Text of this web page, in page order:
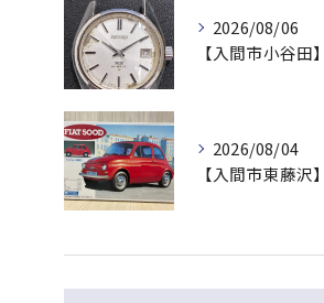
2026/08/06
2026/08/04